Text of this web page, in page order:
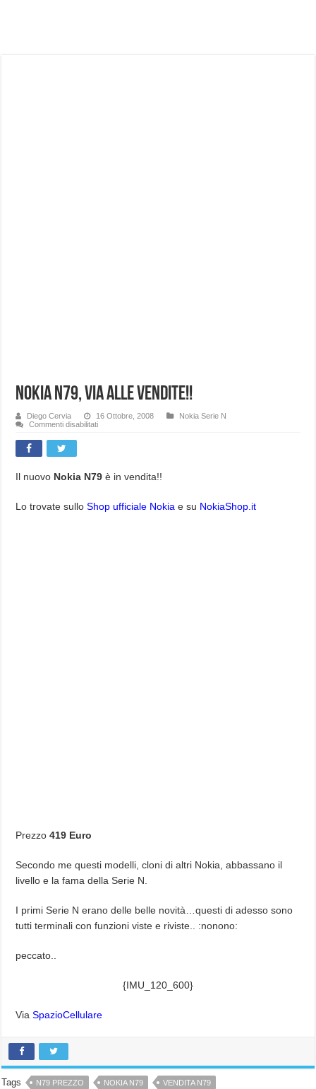
Nokia N79, via alle vendite!!
Diego Cervia 16 Ottobre, 2008
Nokia Serie N
Commenti disabilitatisu
Il nuovo Nokia N79 è in vendita!!
Lo trovate sulloShop ufficiale Nokia e su NokiaShop.it
Prezzo 419 Euro
Secondo me questi modelli, cloni di altri Nokia, abbassano il
livello e la fama della Serie N.
I primi Serie N erano delle belle novità…questi di adesso sono
tutti terminali con funzioni viste e riviste.. :nonono:
peccato..
{IMU_120_600}
ViaSpazioCellulare
Tags N79 PREZZO NOKIA N79 VENDITA N79